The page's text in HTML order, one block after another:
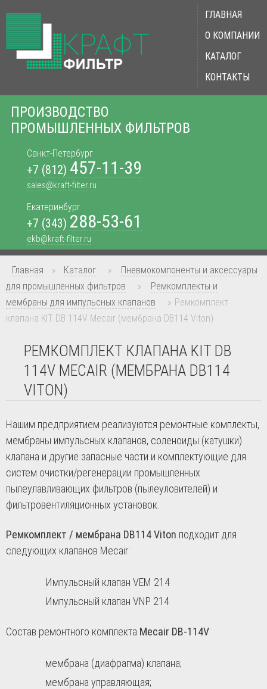
ПРОИЗВОДСТВО
ПРОМЫШЛЕННЫХ ФИЛЬТРОВ
Санкт-Петербург
+7 (812) 457-11-39
sales@kraft-filter.ru
Екатеринбург
+7 (343) 288-53-61
ekb@kraft-filter.ru
ГЛАВНАЯ
О КОМПАНИИ
КАТАЛОГ
КОНТАКТЫ
Главная » Каталог »
Пневмокомпоненты и аксессуары
для промышленных фильтров
»
Ремкомплекты и
мембраны для импульсных клапанов
» Ремкомплект
клапана KIT DB 114V Mecair (мембрана DB114 Viton)
РЕМКОМПЛЕКТ КЛАПАНА KIT DB
114V MECAIR (МЕМБРАНА DB114
VITON)
Нашим предприятием реализуются ремонтные комплекты,
мембраны импульсных клапанов, соленоиды (катушки)
клапана и другие запасные части и комплектующие для
систем очистки/регенерации промышленных
пылеулавливающих фильтров (пылеуловителей) и
фильтровентиляционных установок.
Ремкомплект / мембрана DB114 Viton подходит для
следующих клапанов Mecair:
Импульсный клапан VEM 214
Импульсный клапан VNP 214
Состав ремонтного комплекта Mecair DB-114V:
мембрана (диафрагма) клапана;
мембрана управляющая;